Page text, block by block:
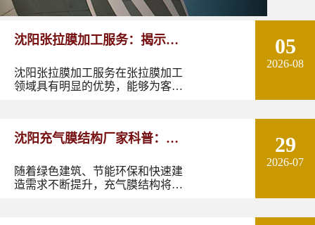
沈阳张拉膜加工服务：揭示张
拉膜加工的实用优势
沈阳张拉膜加工服务在张拉膜加工
领域具有明显的优势，能够为客户
发出独特的魅力。
05
2026-08
沈阳充气膜结构厂家科普：了
解充气膜建筑优势、价格及应
用领域
随着绿色建筑、节能环保和快速建
造需求不断提升，充气膜结构将在
29
2026-07